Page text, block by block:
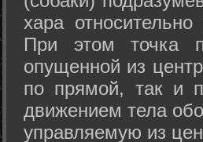
хара
При этом точка
опущенной из
по прямой, так и
движением тела
управляемую из